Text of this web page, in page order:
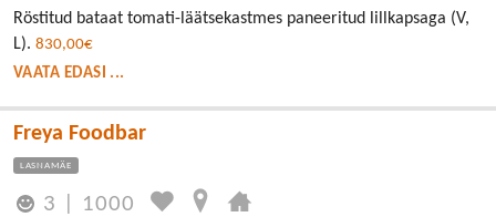
Röstitud bataat tomati-läätsekastmes paneeritud lillkapsaga (V,
L). 830,00€
VAATA EDASI ...
Freya Foodbar
LASNAMÄE
3 1000